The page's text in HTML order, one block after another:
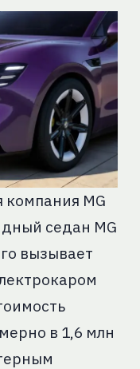
компания MG
седан MG
вызывает
в 1,6 млн